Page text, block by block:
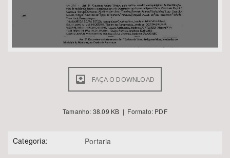
FAÇA O DOWNLOAD
Tamanho: 38.09 KB | Formato: PDF
Categoria: Portaria